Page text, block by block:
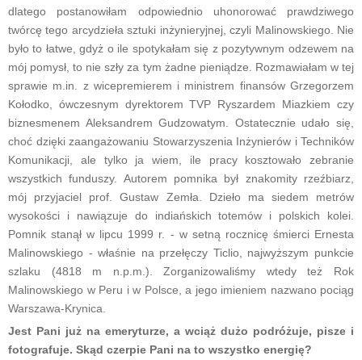
dlatego postanowiłam odpowiednio uhonorować prawdziwego
twórcę tego arcydzieła sztuki inżynieryjnej, czyli Malinowskiego. Nie
było to łatwe, gdyż o ile spotykałam się z pozytywnym odzewem na
mój pomysł, to nie szły za tym żadne pieniądze. Rozmawiałam w tej
sprawie m.in. z wicepremierem i ministrem finansów Grzegorzem
Kołodko, ówczesnym dyrektorem TVP Ryszardem Miazkiem czy
biznesmenem Aleksandrem Gudzowatym. Ostatecznie udało się,
choć dzięki zaangażowaniu Stowarzyszenia Inżynierów i Techników
Komunikacji, ale tylko ja wiem, ile pracy kosztowało zebranie
wszystkich funduszy. Autorem pomnika był znakomity rzeźbiarz,
mój przyjaciel prof. Gustaw Zemła. Dzieło ma siedem metrów
wysokości i nawiązuje do indiańskich totemów i polskich kolei.
Pomnik stanął w lipcu 1999 r. - w setną rocznicę śmierci Ernesta
Malinowskiego - właśnie na przełęczy Ticlio, najwyższym punkcie
szlaku (4818 m n.p.m.). Zorganizowaliśmy wtedy też Rok
Malinowskiego w Peru i w Polsce, a jego imieniem nazwano pociąg
Warszawa-Krynica.
Jest Pani już na emeryturze, a wciąż dużo podróżuje, pisze i
fotografuje. Skąd czerpie Pani na to wszystko energię?